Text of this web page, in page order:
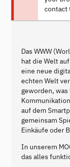
contact
Das WWW
hat die Welt
eine neue
echten Welt
geworden,
auf dem
gemeinsam
Einkäufe oder
In unserem
das alles